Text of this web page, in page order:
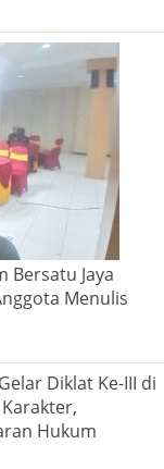
Bersatu Jaya
Menulis
Diklat Ke-III di
Hukum